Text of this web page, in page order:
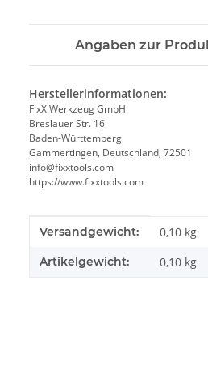
Angaben zur
Herstellerinformationen:
FixX Werkzeug GmbH
Breslauer Str. 16
Baden-Württemberg
Gammertingen, Deutschland, 72501
info@fixxtools.com
https://www.fixxtools.com
Produkteigenschaft
Wert
Versandgewicht: 0,10 kg
Artikelgewicht: 0,10 kg